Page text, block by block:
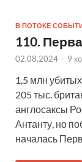
В ПОТОКЕ
110.
02.08.2024 - 9
1,5 млн
205 тыс.
англосаксы
Антанту, но
началась